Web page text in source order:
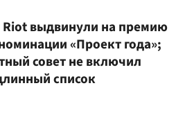
Riot выдвинули на премию
«Проект года»;
совет не включил
список